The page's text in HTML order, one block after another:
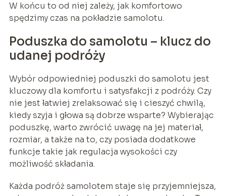
W końcu to od niej zależy, jak komfortowo
spędzimy czas na pokładzie samolotu.
Poduszka do samolotu – klucz do
udanej podróży
Wybór odpowiedniej poduszki do samolotu jest
kluczowy dla komfortu i satysfakcji z podróży. Czy
nie jest łatwiej zrelaksować się i cieszyć chwilą,
kiedy szyja i głowa są dobrze wsparte? Wybierając
poduszkę, warto zwrócić uwagę na jej materiał,
rozmiar, a także na to, czy posiada dodatkowe
funkcje takie jak regulacja wysokości czy
możliwość składania.
Każda podróż samolotem staje się przyjemniejsza,